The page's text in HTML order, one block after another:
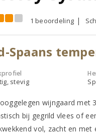
1 beoordeling
Spaans
stevig
wijngaard met
bij gegrild vlees of
vol, zacht en met